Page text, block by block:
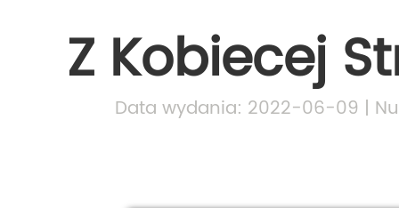
Z Kobiecej
Data wydania: 2022-06-09 |